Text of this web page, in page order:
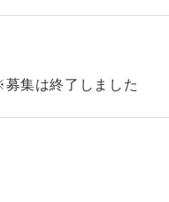
集は終了しました